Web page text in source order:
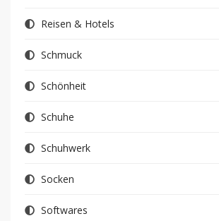
Reisen & Hotels
Schmuck
Schönheit
Schuhe
Schuhwerk
Socken
Softwares